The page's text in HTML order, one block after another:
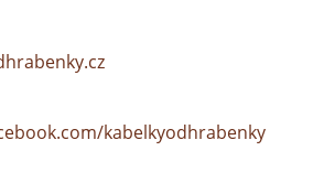
kabelkyodhrabenky